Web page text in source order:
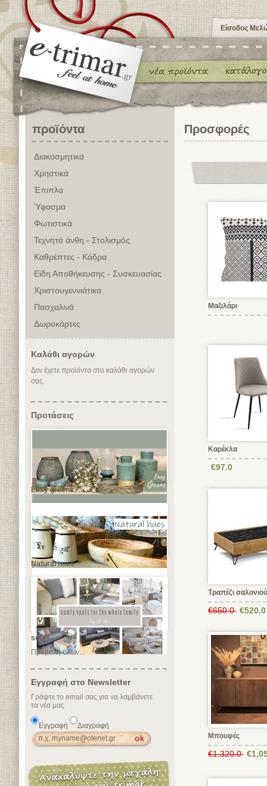
Είσοδος
προϊόντα
Διακοσμητικά
Χρηστικά
Έπιπλα
Ύφασμα
Φωτιστικά
Τεχνητά άνθη - Στολισμός
Καθρέπτες - Κάδρα
Είδη Αποθήκευσης - Συσκευασίας
Χριστουγεννιάτικα
Πασχαλινά
Δωροκάρτες
Καλάθι αγορών
Δεν έχετε προϊόντα στο καλάθι αγορών
σας.
Προτάσεις
Easy greens
Natural hues
sofas
Προβολή όλων...
Εγγραφή στο Newsletter
Γράψτε το email σας για να λαμβάνετε
τα νέα μας
Εγγραφή Διαγραφή
Προσφορές
Μαξιλάρι
Καρέκλα
€97.0
Τραπέζι σαλονιού
€650.0 €520.0
Μπουφές
€1,320.0